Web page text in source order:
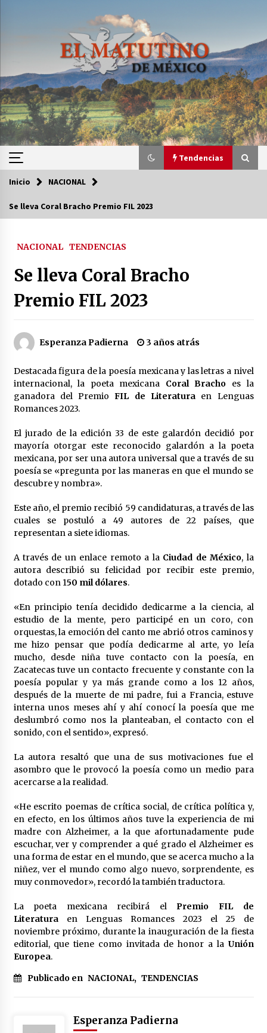
Tendencias
Tendencias
3 semanas atrás
Héctor Díaz-Polanco renuncia a la presidencia
3 semanas atrás
extremo en gran parte de México
Cae operador financiero del Cártel del Noreste
en Mérida; incautan 15 autos de lujo
Detienen a funcionario por presunto homicidio
del periodista Josué Martínez
3 semanas atrás
y acciones en 20 estados
2 meses atrás
las Mujeres, anuncia Sheinbaum
2 meses atrás
Segob: «ya dimos nuestras propuestas»
2 meses atrás
Zar antidrogas de EE.UU.: “vamos por los
políticos mexicanos que protegen al narco”
2 meses atrás
Trump anuncia acuerdo con Irán y el fin de
operaciones militares entre ambos países
2 meses atrás
Trump asegura que barcos cargados de
petróleo están empezando a salir de Ormuz
2 meses atrás
México libraría posible arancel de EE.UU. en
2 meses atrás
Inicio NACIONAL
Se lleva Coral Bracho Premio FIL 2023
NACIONAL TENDENCIAS
Se lleva Coral Bracho
Premio FIL 2023
Esperanza Padierna 3 años atrás
Destacada figura de la poesía mexicana y las letras a nivel
internacional, la poeta mexicana Coral Bracho es la
ganadora del PremioFIL de Literaturaen Lenguas
Romances 2023.
El jurado de la edición 33 de este galardón decidió por
mayoría otorgar este reconocido galardón a la poeta
mexicana, por ser una autora universal que a través de su
poesía se «pregunta por las maneras en que el mundo se
descubre y nombra».
Este año, el premio recibió 59 candidaturas, a través de las
cuales se postuló a 49 autores de 22 países, que
representan a siete idiomas.
A través de un enlace remoto a la Ciudad de México, la
autora describió su felicidad por recibir este premio,
dotado con 150 mil dólares.
«En principio tenía decidido dedicarme a la ciencia, al
estudio de la mente, pero participé en un coro, con
orquestas, la emoción del canto me abrió otros caminos y
me hizo pensar que podía dedicarme al arte, yo leía
mucho, desde niña tuve contacto con la poesía, en
Zacatecas tuve un contacto frecuente y constante con la
poesía popular y ya más grande como a los 12 años,
después de la muerte de mi padre, fui a Francia, estuve
interna unos meses ahí y ahí conocí la poesía que me
deslumbró como nos la planteaban, el contacto con el
sonido, con el sentido», expresó.
La autora resaltó que una de sus motivaciones fue el
asombro que le provocó la poesía como un medio para
acercarse a la realidad.
«He escrito poemas de crítica social, de crítica política y,
en efecto, en los últimos años tuve la experiencia de mi
madre con Alzheimer, a la que afortunadamente pude
escuchar, ver y comprender a qué grado el Alzheimer es
una forma de estar en el mundo, que se acerca mucho a la
niñez, ver el mundo como algo nuevo, sorprendente, es
muy conmovedor», recordó la también traductora.
La poeta mexicana recibirá elPremio FIL de
Literaturaen Lenguas Romances 2023 el 25 de
noviembre próximo, durante la inauguración de la fiesta
editorial, que tiene como invitada de honor a la Unión
Europea.
Publicado en NACIONAL, TENDENCIAS
Esperanza Padierna